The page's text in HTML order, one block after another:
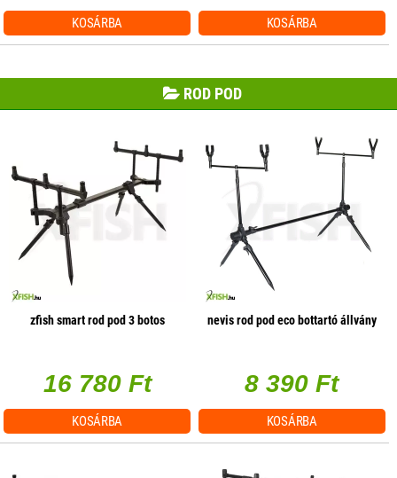
KOSÁRBA KOSÁRBA
ROD POD
zfish smart rod pod 3 botos
16 780 Ft
KOSÁRBA
nevis rod pod eco bottartó állvány
8 390 Ft
KOSÁRBA